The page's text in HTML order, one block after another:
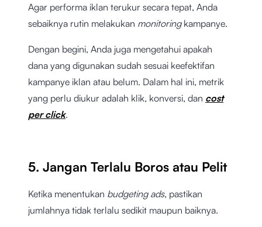
Agar performa iklan terukur secara tepat, Anda
sebaiknya rutin melakukan monitoringkampanye.
Dengan begini, Anda juga mengetahui apakah
dana yang digunakan sudah sesuai keefektifan
kampanye iklan atau belum. Dalam hal ini, metrik
yang perlu diukur adalah klik, konversi, dan cost
per click.
5. Jangan Terlalu Boros atau Pelit
Ketika menentukan budgeting ads, pastikan
jumlahnya tidak terlalu sedikit maupun baiknya.